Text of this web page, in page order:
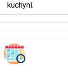
kuchyní.